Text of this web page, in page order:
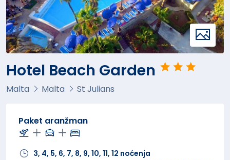
Paket aranžman
3, 4, 5, 6, 7, 8, 9, 10, 11, 12 noćenja
Hotel Beach Garden
Malta Malta St Julians